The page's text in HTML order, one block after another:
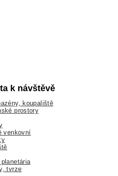
k návštěvě
koupaliště
prostory
venkovní
tvrze